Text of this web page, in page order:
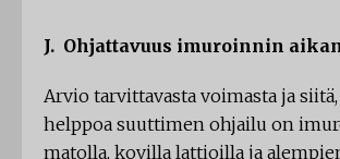
J. Ohjattavuus imuroinnin
Arvio tarvittavasta voimasta ja
helppoa suuttimen ohjailu on
matolla, kovilla lattioilla ja